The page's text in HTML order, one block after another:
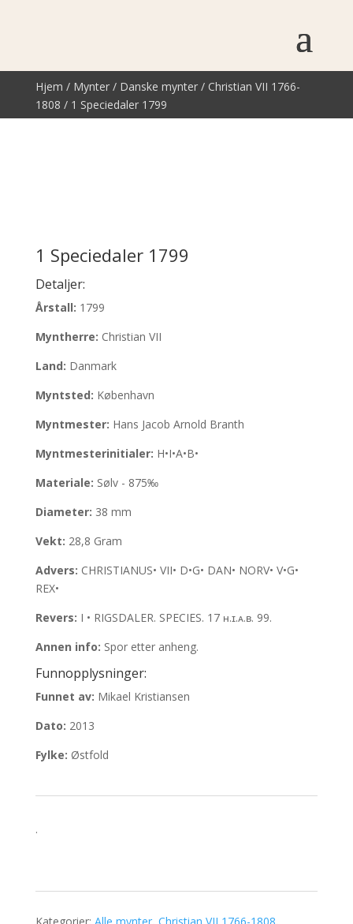
Hjem / Mynter/ Danske mynter/ Christian VII 1766-
1808 / 1 Speciedaler 1799
1 Speciedaler 1799
Detaljer:
Årstall: 1799
Myntherre: Christian VII
Land: Danmark
Myntsted: København
Myntmester: Hans Jacob Arnold Branth
Myntmesterinitialer: H•I•A•B•
Materiale: Sølv - 875‰
Diameter: 38 mm
Vekt: 28,8 Gram
Advers: CHRISTIANUS• VII• D•G• DAN• NORV• V•G•
REX•
Revers: I • RIGSDALER. SPECIES. 17 ʜ.ɪ.ᴀ.ʙ. 99.
Annen info: Spor etter anheng.
Funnopplysninger:
Funnet av: Mikael Kristiansen
Dato: 2013
Fylke: Østfold
.